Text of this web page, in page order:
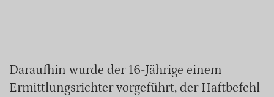
Daraufhin wurde der 16-Jährige einem
Ermittlungsrichter vorgeführt, der Haftbefehl